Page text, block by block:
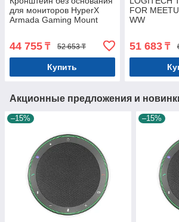
для мониторов HyperX
Armada Gaming Mount
44 755 ₸ 52 653 ₸
Купить
FOR
WW
51 683₸
Акционные предложения и
–15% –15%